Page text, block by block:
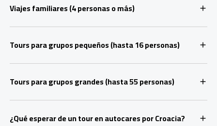
Viajes familiares (4 personas o más)
Tours para grupos pequeños (hasta 16 personas)
Tours para grupos grandes (hasta 55 personas)
¿Qué esperar de un tour en autocares por Croacia?